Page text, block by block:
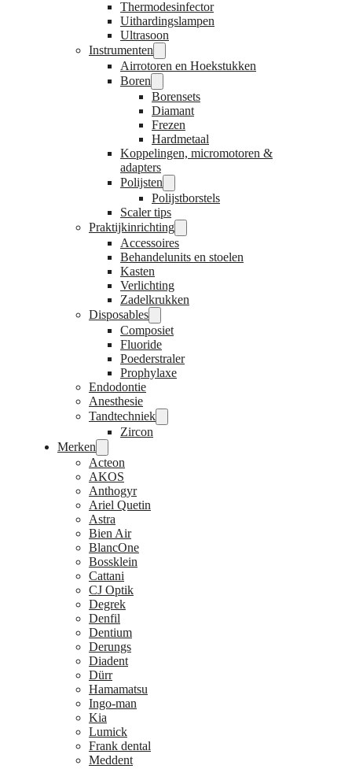
Thermodesinfector
Uithardingslampen
Ultrasoon
Instrumenten
Airrotoren en Hoekstukken
Boren
Borensets
Diamant
Frezen
Hardmetaal
Koppelingen, micromotoren &
adapters
Polijsten
Polijstborstels
Scaler tips
Praktijkinrichting
Accessoires
Behandelunits en stoelen
Kasten
Verlichting
Zadelkrukken
Disposables
Composiet
Fluoride
Poederstraler
Prophylaxe
Endodontie
Anesthesie
Tandtechniek
Zircon
Merken
Acteon
AKOS
Anthogyr
Ariel Quetin
Astra
Bien Air
BlancOne
Bossklein
Cattani
CJ Optik
Degrek
Denfil
Dentium
Derungs
Diadent
Dürr
Hamamatsu
Ingo-man
Kia
Lumick
Frank dental
Meddent